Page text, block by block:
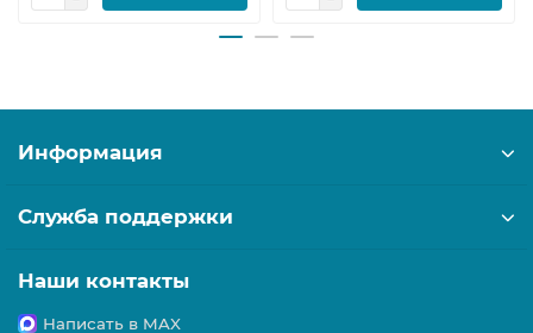
Информация
Служба поддержки
Наши контакты
Написать в MAX